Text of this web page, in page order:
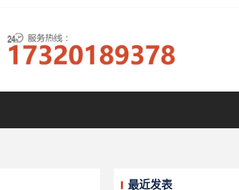
最近发表